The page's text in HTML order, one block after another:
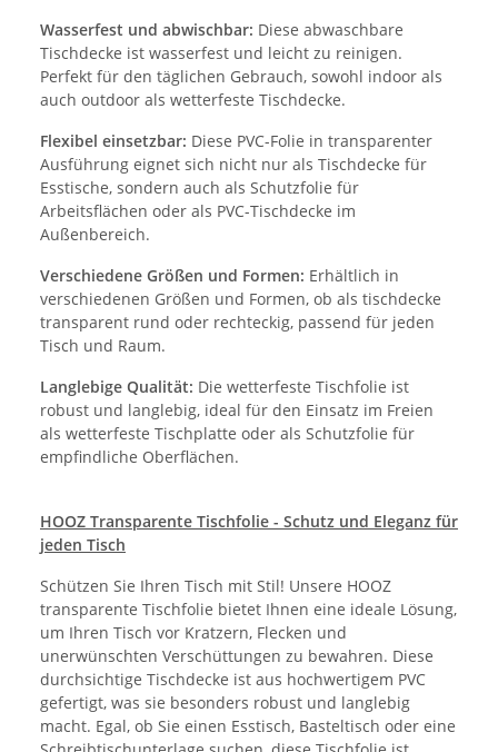
Wasserfest und abwischbar: Diese abwaschbare
Tischdecke ist wasserfest und leicht zu reinigen.
Perfekt für den täglichen Gebrauch, sowohl indoor als
auch outdoor als wetterfeste Tischdecke.
Flexibel einsetzbar: Diese PVC-Folie in transparenter
Ausführung eignet sich nicht nur als Tischdecke für
Esstische, sondern auch als Schutzfolie für
Arbeitsflächen oder als PVC-Tischdecke im
Außenbereich.
Verschiedene Größen und Formen: Erhältlich in
verschiedenen Größen und Formen, ob als tischdecke
transparent rund oder rechteckig, passend für jeden
Tisch und Raum.
Langlebige Qualität: Die wetterfeste Tischfolie ist
robust und langlebig, ideal für den Einsatz im Freien
als wetterfeste Tischplatte oder als Schutzfolie für
empfindliche Oberflächen.
HOOZ Transparente Tischfolie - Schutz und Eleganz für
jeden Tisch
Schützen Sie Ihren Tisch mit Stil! Unsere HOOZ
transparente Tischfolie bietet Ihnen eine ideale Lösung,
um Ihren Tisch vor Kratzern, Flecken und
unerwünschten Verschüttungen zu bewahren. Diese
durchsichtige Tischdecke ist aus hochwertigem PVC
gefertigt, was sie besonders robust und langlebig
macht. Egal, ob Sie einen Esstisch, Basteltisch oder eine